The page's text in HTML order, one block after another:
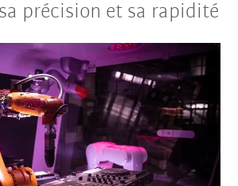
précision et sa rapidité